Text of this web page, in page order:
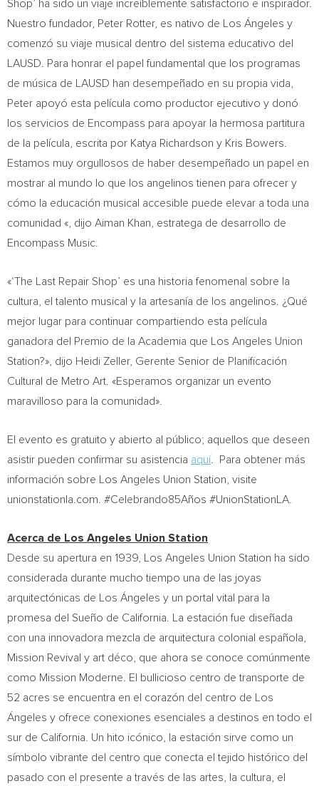
Shop’ ha sido un viaje increíblemente satisfactorio e inspirador.
Nuestro fundador, Peter Rotter, es nativo de Los Ángeles y
comenzó su viaje musical dentro del sistema educativo del
LAUSD. Para honrar el papel fundamental que los programas
de música de LAUSD han desempeñado en su propia vida,
Peter apoyó esta película como productor ejecutivo y donó
los servicios de Encompass para apoyar la hermosa partitura
de la película, escrita por Katya Richardson y Kris Bowers
Estamos muy orgullosos de haber desempeñado un papel en
mostrar al mundo lo que los angelinos tienen para ofrecer y
cómo la educación musical accesible puede elevar a toda una
comunidad «, dijo Aiman Khan , estratega de desarrollo de
Encompass Music.
«‘The Last Repair Shop’ es una historia fenomenal sobre la
cultura, el talento musical y la artesanía de los angelinos. ¿Qué
mejor lugar para continuar compartiendo esta película
ganadora del Premio de la Academia que Los Angeles Union
Station?», dijo Heidi Zeller, Gerente Senior de Planificación
Cultural de Metro Art. «Esperamos organizar un evento
maravilloso para la comunidad».
El evento es gratuito y abierto al público; aquellos que deseen
asistir pueden confirmar su asistencia aquí . Para obtener más
información sobre Los Angeles Union Station, visite
unionstationla.com. #Celebrando85Años #UnionStationLA.
Acerca de Los Angeles Union Station
Desde su apertura en 1939, Los Angeles Union Station ha sido
considerada durante mucho tiempo una de las joyas
arquitectónicas de Los Ángeles y un portal vital para la
promesa del Sueño de California . La estación fue diseñada
con una innovadora mezcla de arquitectura colonial española,
Mission Revival y art déco, que ahora se conoce comúnmente
como Mission Moderne. El bullicioso centro de transporte de
52 acres se encuentra en el corazón del centro de Los
Ángeles y ofrece conexiones esenciales a destinos en todo el
sur de California . Un hito icónico, la estación sirve como un
símbolo vibrante del centro que conecta el tejido histórico del
pasado con el presente a través de las artes, la cultura, el